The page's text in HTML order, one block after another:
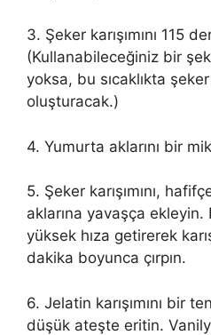
3. Şeker karışımını 115
(Kullanabileceğiniz bir
yoksa, bu sıcaklıkta
oluşturacak.)
4. Yumurta aklarını bir
5. Şeker karışımını,
aklarına yavaşça ekleyin.
yüksek hıza getirerek
dakika boyunca çırpın.
6. Jelatin karışımını bir
düşük ateşte eritin.